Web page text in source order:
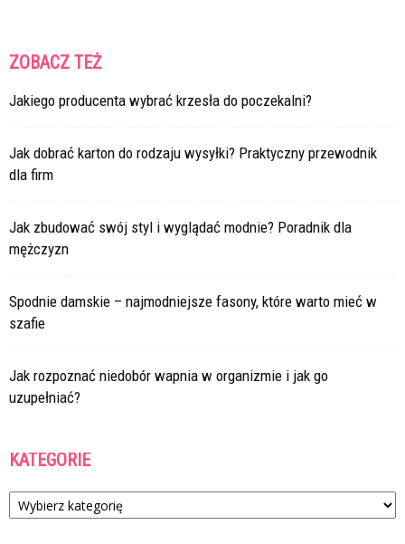
ZOBACZ TEŻ
Jakiego producenta wybrać krzesła do poczekalni?
Jak dobrać karton do rodzaju wysyłki? Praktyczny przewodnik
dla firm
Jak zbudować swój styl i wyglądać modnie? Poradnik dla
mężczyzn
Spodnie damskie – najmodniejsze fasony, które warto mieć w
szafie
Jak rozpoznać niedobór wapnia w organizmie i jak go
uzupełniać?
KATEGORIE
Kategorie